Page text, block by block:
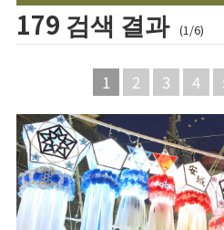
179 검색 결과 (1/6)
1 2 3 4